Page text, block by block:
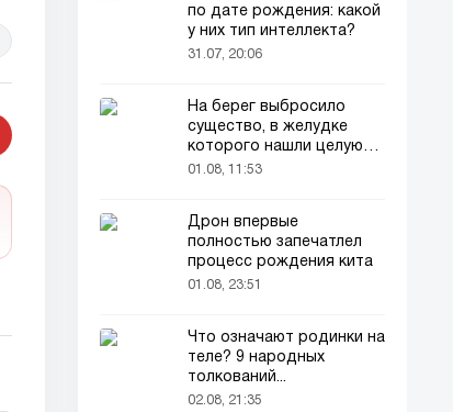
по дате рождения: какой
у них тип интеллекта?
31.07, 20:06
На берег выбросило
существо, в желудке
которого нашли целую
добычу
01.08, 11:53
Дрон впервые
полностью запечатлел
процесс рождения кита
01.08, 23:51
Что означают родинки на
теле? 9 народных
толкований...
02.08, 21:35